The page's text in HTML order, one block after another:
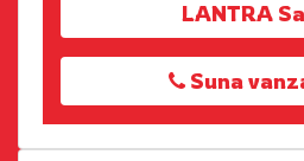
LANTRA
Suna